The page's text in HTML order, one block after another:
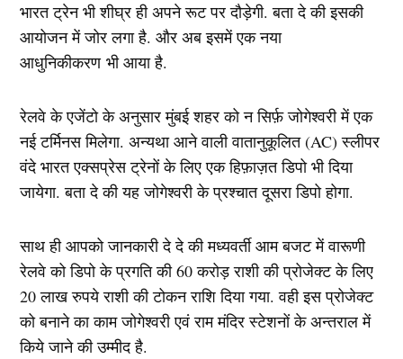
भारत ट्रेन भी शीघ्र ही अपने रूट पर दौड़ेगी. बता दे की इसकी
आयोजन में जोर लगा है. और अब इसमें एक नया
आधुनिकीकरण भी आया है.
रेलवे के एजेंटो के अनुसार मुंबई शहर को न सिर्फ़ जोगेश्वरी में एक
नई टर्मिनस मिलेगा. अन्यथा आने वाली वातानुकूलित (AC) स्लीपर
वंदे भारत एक्सप्रेस ट्रेनों के लिए एक हिफ़ाज़त डिपो भी दिया
जायेगा. बता दे की यह जोगेश्वरी के प्रश्चात दूसरा डिपो होगा.
साथ ही आपको जानकारी दे दे की मध्यवर्ती आम बजट में वारूणी
रेलवे को डिपो के प्रगति की 60 करोड़ राशी की प्रोजेक्ट के लिए
20 लाख रुपये राशी की टोकन राशि दिया गया. वही इस प्रोजेक्ट
को बनाने का काम जोगेश्वरी एवं राम मंदिर स्टेशनों के अन्तराल में
किये जाने की उम्मीद है.